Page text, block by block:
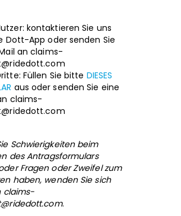
kontaktieren Sie uns
Dott-App oder senden Sie
anclaims-
Füllen Sie bitte DIESES
aus oder senden Sie eine
claims-
Schwierigkeiten beim
des Antragsformulars
Fragen oder Zweifel zum
haben, wenden Sie sich
claims-
.